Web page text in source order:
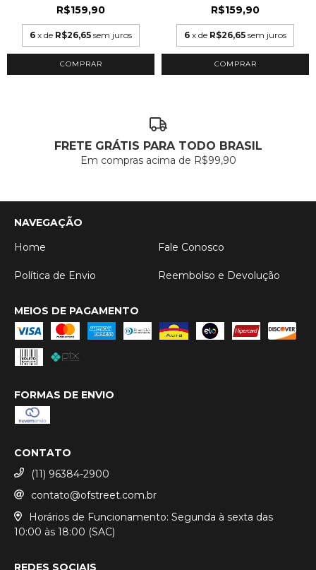
R$159,90
6 x de R$26,65 sem juros
COMPRAR
R$159,90
6 x de R$26,65 sem juros
COMPRAR
FRETE GRÁTIS PARA TODO BRASIL
Em compras acima de R$99,90
NAVEGAÇÃO
Home
Fale Conosco
Política de Envio Reembolso e Devolução
MEIOS DE PAGAMENTO
FORMAS DE ENVIO
CONTATO
(11) 96384-2900
contato@ofstreet.com.br
Horários de Funcionamento: Segunda à sexta das
10:00 às 18:00 (SAC)
REDES SOCIAIS